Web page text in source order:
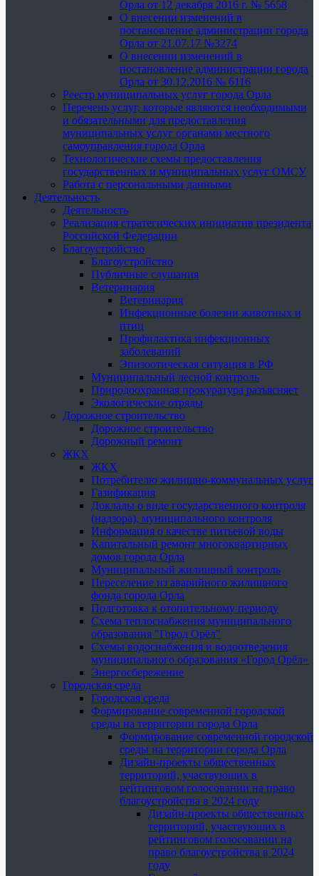
Орла от 12 декабря 2016 г. № 5658
О внесении изменений в
постановление администрации города
Орла от 21.07.17 №3274
О внесении изменений в
постановление администрации города
Орла от 30.12.2016 № 6116
Реестр муниципальных услуг города Орла
Перечень услуг, которые являются необходимыми
и обязательными для предоставления
муниципальных услуг органами местного
самоуправления города Орла
Технологические схемы предоставления
государственных и муниципальных услуг ОМСУ
Работа с персональными данными
Деятельность
Деятельность
Реализация стратегических инициатив президента
Российской Федерации
Благоустройство
Благоустройство
Публичные слушания
Ветеринария
Ветеринария
Инфекционные болезни животных и
птиц
Профилактика инфекционных
заболеваний
Эпизоотическая ситуация в РФ
Муниципальный лесной контроль
Природоохранная прокуратура разъясняет
Экологические отряды
Дорожное строительство
Дорожное строительство
Дорожный ремонт
ЖКХ
ЖКХ
Потребителю жилищно-коммунальных услуг
Газификация
Доклады о виде государственного контроля
(надзора), муниципального контроля
Информация о качестве питьевой воды
Капитальный ремонт многоквартирных
домов города Орла
Муниципальный жилищный контроль
Переселение из аварийного жилищного
фонда города Орла
Подготовка к отопительному периоду
Схема теплоснабжения муниципального
образования "Город Орёл"
Схемы водоснабжения и водоотведения
муниципального образования «Город Орёл»
Энергосбережение
Городская среда
Городская среда
Формирование современной городской
среды на территории города Орла
Формирование современной городской
среды на территории города Орла
Дизайн-проекты общественных
территорий, участвующих в
рейтинговом голосовании на право
благоустройства в 2024 году
Дизайн-проекты общественных
территорий, участвующих в
рейтинговом голосовании на
право благоустройства в 2024
году